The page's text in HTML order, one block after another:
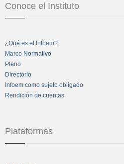
Conoce el Instituto
¿Qué es el Infoem?
Marco Normativo
Pleno
Directorio
Infoem como sujeto obligado
Rendición de cuentas
Plataformas